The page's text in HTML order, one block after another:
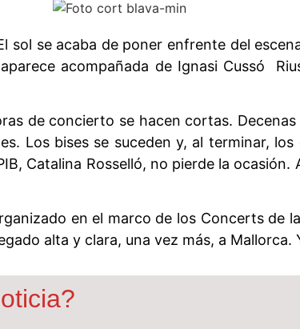
sol se acaba de poner enfrente del
acompañada de Ignasi Cussó
de concierto se hacen cortas.
Los bises se suceden y, al terminar,
Catalina Rosselló, no pierde la
en el marco de los Concerts de
alta y clara, una vez más, a